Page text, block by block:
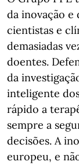
da inovação e
cientistas e
demasiadas
doentes.
da
inteligente
rápido a
sempre a
decisões. A
europeu, e